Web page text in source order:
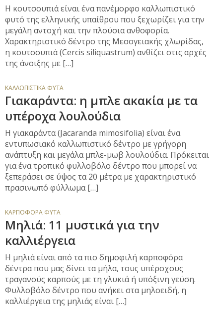
Η κουτσουπιά είναι ένα πανέμορφο καλλωπιστικό
φυτό της ελληνικής υπαίθρου που ξεχωρίζει για την
μεγάλη αντοχή και την πλούσια ανθοφορία.
Χαρακτηριστικό δέντρο της Μεσογειακής χλωρίδας,
η κουτσουπιά (Cercis siliquastrum) ανθίζει στις αρχές
της άνοιξης με […]
ΚΑΛΛΩΠΙΣΤΙΚΆ ΦΥΤΆ
Γιακαράντα: η μπλε ακακία με τα
υπέροχα λουλούδια
Η γιακαράντα (Jacaranda mimosifolia) είναι ένα
εντυπωσιακό καλλωπιστικό δέντρο με γρήγορη
ανάπτυξη και μεγάλα μπλε-μωβ λουλούδια. Πρόκειται
για ένα τροπικό φυλλοβόλο δέντρο που μπορεί να
ξεπεράσει σε ύψος τα 20 μέτρα με χαρακτηριστικό
πρασινωπό φύλλωμα […]
ΚΑΡΠΟΦΌΡΑ ΦΥΤΆ
Μηλιά: 11 μυστικά για την
καλλιέργεια
Η μηλιά είναι από τα πιο δημοφιλή καρποφόρα
δέντρα που μας δίνει τα μήλα, τους υπέροχους
τραγανούς καρπούς με τη γλυκιά ή υπόξινη γεύση.
Φυλλοβόλο δέντρο που ανήκει στα μηλοειδή, η
καλλιέργεια της μηλιάς είναι […]